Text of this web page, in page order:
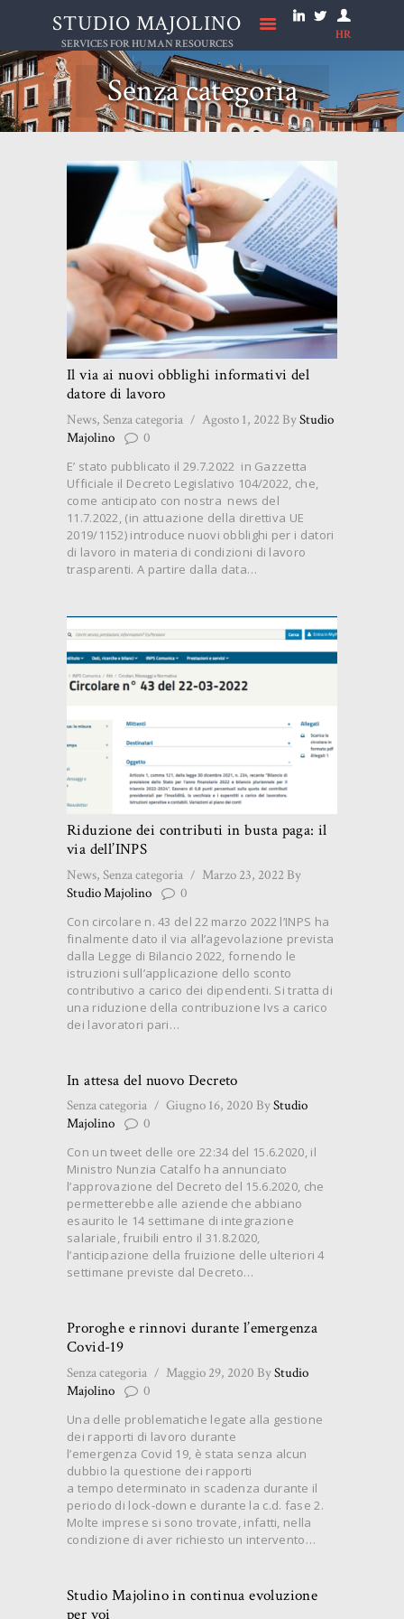
STUDIO MAJOLINO
SERVICES FOR HUMAN RESOURCES
HR
Senza categoria
STUDIO MAJOLINO
HOME
STUDIO
NEWS
SERVIZI
LAVORA CON NOI
ONLUS
CONTATTI
Il via ai nuovi obblighi informativi del
datore di lavoro
News, Senza categoria Agosto 1, 2022 ByStudio
Majolino
0
E’ stato pubblicato il 29.7.2022 in Gazzetta
Ufficiale il Decreto Legislativo 104/2022, che,
come anticipato con nostra news del
11.7.2022, (in attuazione della direttiva UE
2019/1152) introduce nuovi obblighi per i datori
di lavoro in materia di condizioni di lavoro
trasparenti. A partire dalla data…
Riduzione dei contributi in busta paga: il
via dell’INPS
News, Senza categoria Marzo 23, 2022 By
Studio Majolino
0
Con circolare n. 43 del 22 marzo 2022 l’INPS ha
finalmente dato il via all’agevolazione prevista
dalla Legge di Bilancio 2022, fornendo le
istruzioni sull’applicazione dello sconto
contributivo a carico dei dipendenti. Si tratta di
una riduzione della contribuzione Ivs a carico
dei lavoratori pari…
In attesa del nuovo Decreto
Senza categoria Giugno 16, 2020 ByStudio
Majolino
0
Con un tweet delle ore 22:34 del 15.6.2020, il
Ministro Nunzia Catalfo ha annunciato
l’approvazione del Decreto del 15.6.2020, che
permetterebbe alle aziende che abbiano
esaurito le 14 settimane di integrazione
salariale, fruibili entro il 31.8.2020,
l’anticipazione della fruizione delle ulteriori 4
settimane previste dal Decreto…
Proroghe e rinnovi durante l’emergenza
Covid-19
Senza categoria Maggio 29, 2020 ByStudio
Majolino
0
Una delle problematiche legate alla gestione
dei rapporti di lavoro durante
l’emergenza Covid 19, è stata senza alcun
dubbio la questione dei rapporti
a tempo determinato in scadenza durante il
periodo di lock-down e durante la c.d. fase 2.
Molte imprese si sono trovate, infatti, nella
condizione di aver richiesto un intervento…
Studio Majolino in continua evoluzione
per voi